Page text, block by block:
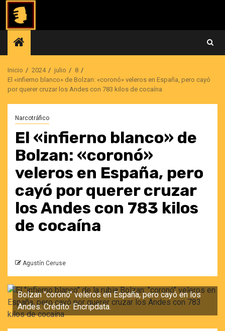
Saltar
contenido
Inicio 2024 julio
8
El «infierno blanco» de Bolzan: «coronó» veleros en España, pero cayó
por querer cruzar los Andes con 783 kilos de cocaína
Narcotráfico
El «infierno blanco» de
Bolzan: «coronó»
veleros en España, pero
cayó por querer cruzar
los Andes con 783 kilos
de cocaína
Agustín Ceruse
Bolzan "coronó" veleros en España, pero cayó en los
Andes. Crédito: Encripdata.